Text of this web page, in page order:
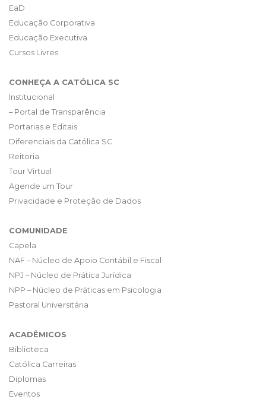
EaD
Educação Corporativa
Educação Executiva
Cursos Livres
CONHEÇA A CATÓLICA SC
Institucional
– Portal de Transparência
Portarias e Editais
Diferenciais da Católica SC
Reitoria
Tour Virtual
Agende um Tour
Privacidade e Proteção de Dados
COMUNIDADE
Capela
NAF – Núcleo de Apoio Contábil e Fiscal
NPJ – Núcleo de Prática Jurídica
NPP – Núcleo de Práticas em Psicologia
Pastoral Universitária
ACADÊMICOS
Biblioteca
Católica Carreiras
Diplomas
Eventos